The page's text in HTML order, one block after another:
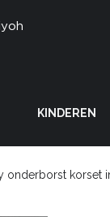
KINDEREN
onderborst korset